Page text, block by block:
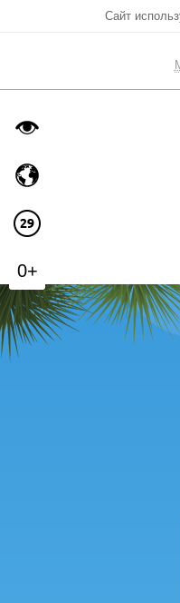
Сайт
0+